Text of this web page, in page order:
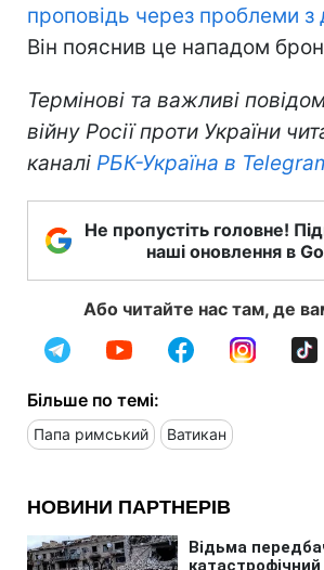
проповідь через проблеми з
Він пояснив це нападом
Термінові та важливі
війну Росії проти України
каналі РБК-Україна в
Не пропустіть головне!
наші оновлення в
Або читайте нас там, де
Більше по темі:
Папа римський Ватикан